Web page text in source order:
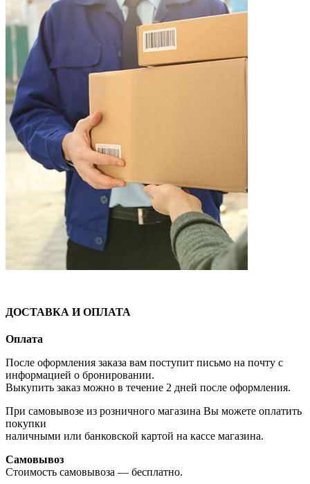
ДОСТАВКА И ОПЛАТА
Оплата
После оформления заказа вам поступит письмо на почту с
информацией о бронировании.
Выкупить заказ можно в течение 2 дней после оформления.
При самовывозе из розничного магазина Вы можете оплатить
покупки
наличными или банковской картой на кассе магазина.
Самовывоз
Стоимость самовывоза — бесплатно.